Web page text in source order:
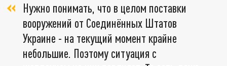
Нужно понимать, что в целом поставки
вооружений от Соединённых Штатов
Украине - на текущий момент крайне
небольшие. Поэтому ситуация с